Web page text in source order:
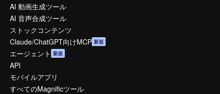
AI 動画生成ツール
AI 音声合成ツール
ストックコンテンツ
Claude/ChatGPT向けMCP 新規
エージェント 新規
API
モバイルアプリ
すべてのMagnificツール